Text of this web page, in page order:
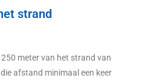
strand
250 meter van het strand van
afstand minimaal een keer